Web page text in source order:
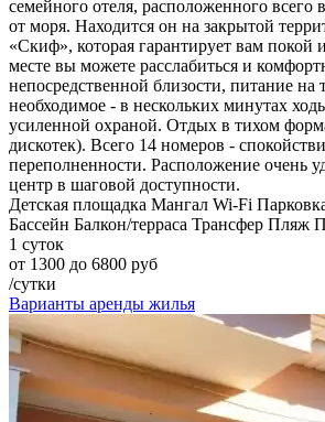
семейного отеля, расположенного всего
от моря. Находится он на закрытой
«Скиф», которая гарантирует вам покой
месте вы можете расслабиться и
непосредственной близости, питание на
необходимое - в нескольких минутах
усиленной охраной. Отдых в тихом
дискотек). Всего 14 номеров -
переполненности. Расположение очень
центр в шаговой доступности.
Детская площадка Мангал Wi-Fi
Бассейн Балкон/терраса Трансфер Пляж
1 суток
от 1300 до 6800 руб
/сутки
Варианты аренды жилья